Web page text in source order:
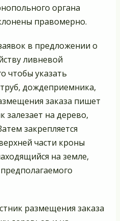
органа
правомерно.
в предложении о
ливневой
чтобы указать
дождеприемника,
заказа пишет
залезает на дерево,
закрепляется
части кроны
на земле,
размещения заказа